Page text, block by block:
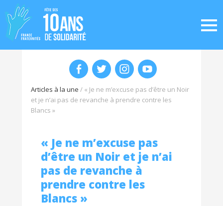
Articles à la une / « Je ne m’excuse pas d’être un Noir
et je n’ai pas de revanche à prendre contre les
Blancs »
« Je ne m’excuse pas
d’être un Noir et je n’ai
pas de revanche à
prendre contre les
Blancs »